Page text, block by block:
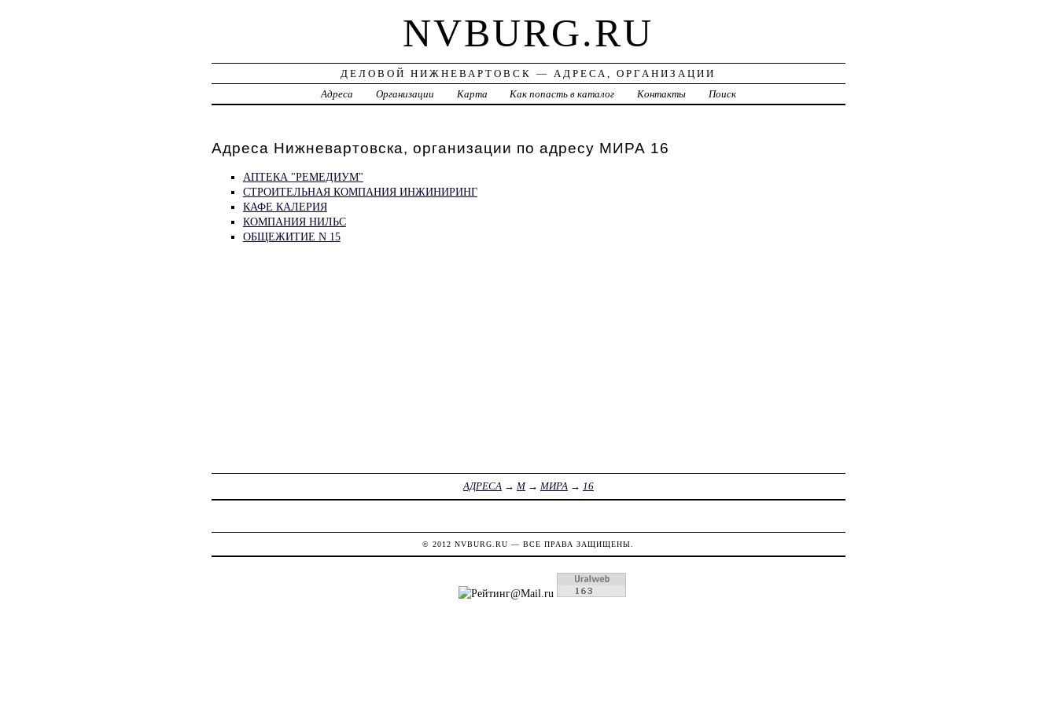
NVBURG.RU
ДЕЛОВОЙ НИЖНЕВАРТОВСК — АДРЕСА, ОРГАНИЗАЦИИ
Адреса
Организации Карта Как попасть в каталог Контакты Поиск
Адреса Нижневартовска, организации по адресу МИРА 16
АПТЕКА "РЕМЕДИУМ"
СТРОИТЕЛЬНАЯ КОМПАНИЯ ИНЖИНИРИНГ
КАФЕ КАЛЕРИЯ
КОМПАНИЯ НИЛЬС
ОБЩЕЖИТИЕ N 15
АДРЕСА→ М→ МИРА→ 16
© 2012NVBURG.RU — ВСЕ ПРАВА ЗАЩИЩЕНЫ.